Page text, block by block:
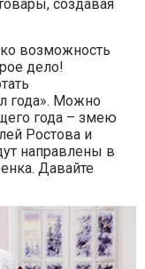
создавая
возможность
дело!
года». Можно
года – змею
Ростова и
направлены в
Давайте